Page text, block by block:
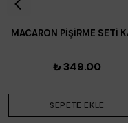
MACARON PİŞİRME SETİ
₺ 349.00
SEPETE EKLE